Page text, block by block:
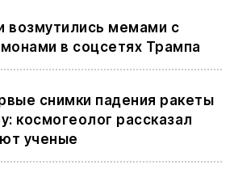
возмутились мемами с
в соцсетях Трампа
снимки падения ракеты
космогеолог рассказал
ученые